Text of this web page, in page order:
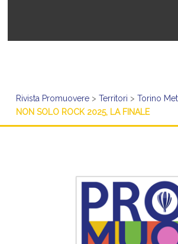
Rivista Promuovere> Territori > Torino
NON SOLO ROCK 2025, LA FINALE